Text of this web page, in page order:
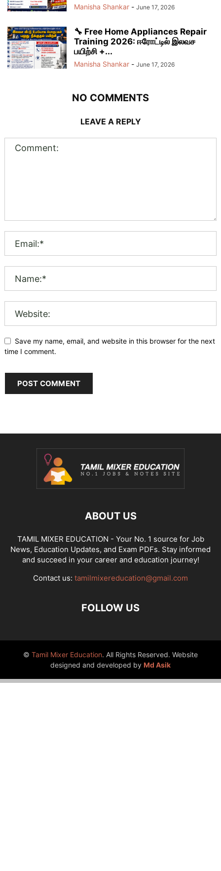
Manisha Shankar - June 17, 2026
🔧 Free Home Appliances Repair
Training 2026: ஈரோட்டில் இலவச
பயிற்சி +...
Manisha Shankar - June 17, 2026
NO COMMENTS
LEAVE A REPLY
Save my name, email, and website in this browser for the next
time I comment.
ABOUT US
TAMIL MIXER EDUCATION - Your No. 1 source for Job
News, Education Updates, and Exam PDFs. Stay informed
and succeed in your career and education journey!
Contact us: tamilmixereducation@gmail.com
FOLLOW US
© Tamil Mixer Education. All Rights Reserved. Website
designed and developed by Md Asik